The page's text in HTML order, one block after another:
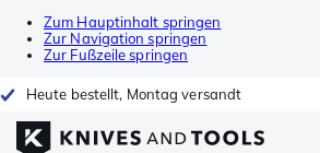
Zum Hauptinhalt springen
Zur Navigation springen
Zur Fußzeile springen
Heute bestellt, Montag versandt